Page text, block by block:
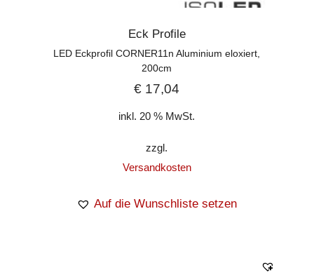
Eck Profile
LED Eckprofil CORNER11n Aluminium eloxiert,
200cm
€ 17,04
inkl. 20 % MwSt.
zzgl.
Versandkosten
Auf die Wunschliste setzen